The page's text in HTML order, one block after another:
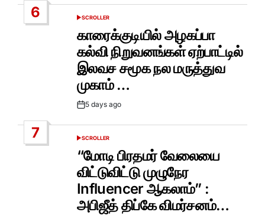
6
POSTED
SCROLLER
காரைக்குடியில் அழகப்பா
கல்வி நிறுவனங்கள் ஏற்பாட்டில்
இலவச சமூக நல மருத்துவ
முகாம் …
Post5 days ago
7
POSTED
IN
SCROLLER
“மோடி பிரதமர் வேலையை
விட்டுவிட்டு முழுநேர
Influencer ஆகலாம்” :
அபிஜீத் திப்கே விமர்சனம்…